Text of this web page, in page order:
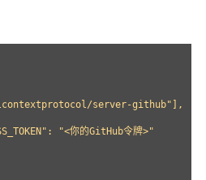
server-github"],
"<你的GitHub令牌>"